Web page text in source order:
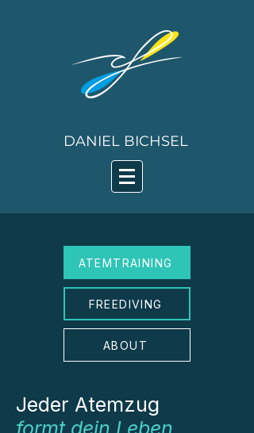
DANIEL BICHSEL
ATEMTRAINING
FREEDIVING
ABOUT
Jeder Atemzug
formt dein Leben.